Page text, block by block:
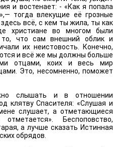
и востенает: - «Как я попала
тогда влекущие её грозные
всё, с кем ты жила, ты как
христиане во многом были
что сам внешний облик и
их неистовость. Конечно,
и всё же мы должны больше
отцами, коих и весь мир
Это, несомненно, поможет
слышать и в отношении
клятву Спасителя: «Слушая и
слушает, а отметающиеся
Беспоповство,
а лучше сказать Истинная
обрядов.